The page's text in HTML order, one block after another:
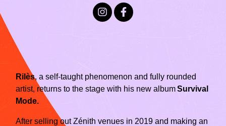
Rilès, a self‑taught phenomenon and fully rounded
artist, returns to the stage with his new albumSurvival
Mode.
After selling out Zénith venues in 2019 and making an